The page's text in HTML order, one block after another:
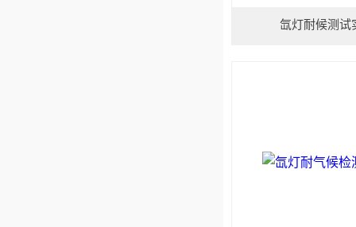
氙灯耐候测试